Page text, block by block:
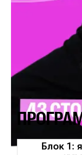
Блок 1: